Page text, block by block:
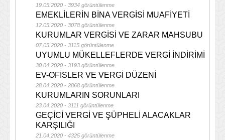
19.05.2020 - 3934 görüntülenme
EMEKLİLERİN BİNA VERGİSİ MUAFİYETİ
12.05.2020 - 3078 görüntülenme
KURUMLAR VERGİSİ VE ZARAR MAHSUBU
07.05.2020 - 3115 görüntülenme
UYUMLU MÜKELLEFLERDE VERGİ İNDİRİMİ
30.04.2020 - 3193 görüntülenme
EV-OFİSLER VE VERGİ DÜZENİ
28.04.2020 - 2868 görüntülenme
KURUMLARIN SORUNLARI
23.04.2020 - 3111 görüntülenme
GEÇİCİ VERGİ VE ŞÜPHELİ ALACAKLAR
KARŞILIĞI
21.04.2020 - 4325 görüntülenme